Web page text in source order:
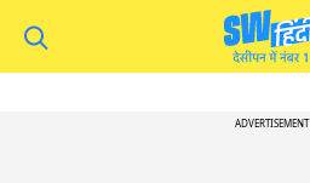
ADVERTISEMENT